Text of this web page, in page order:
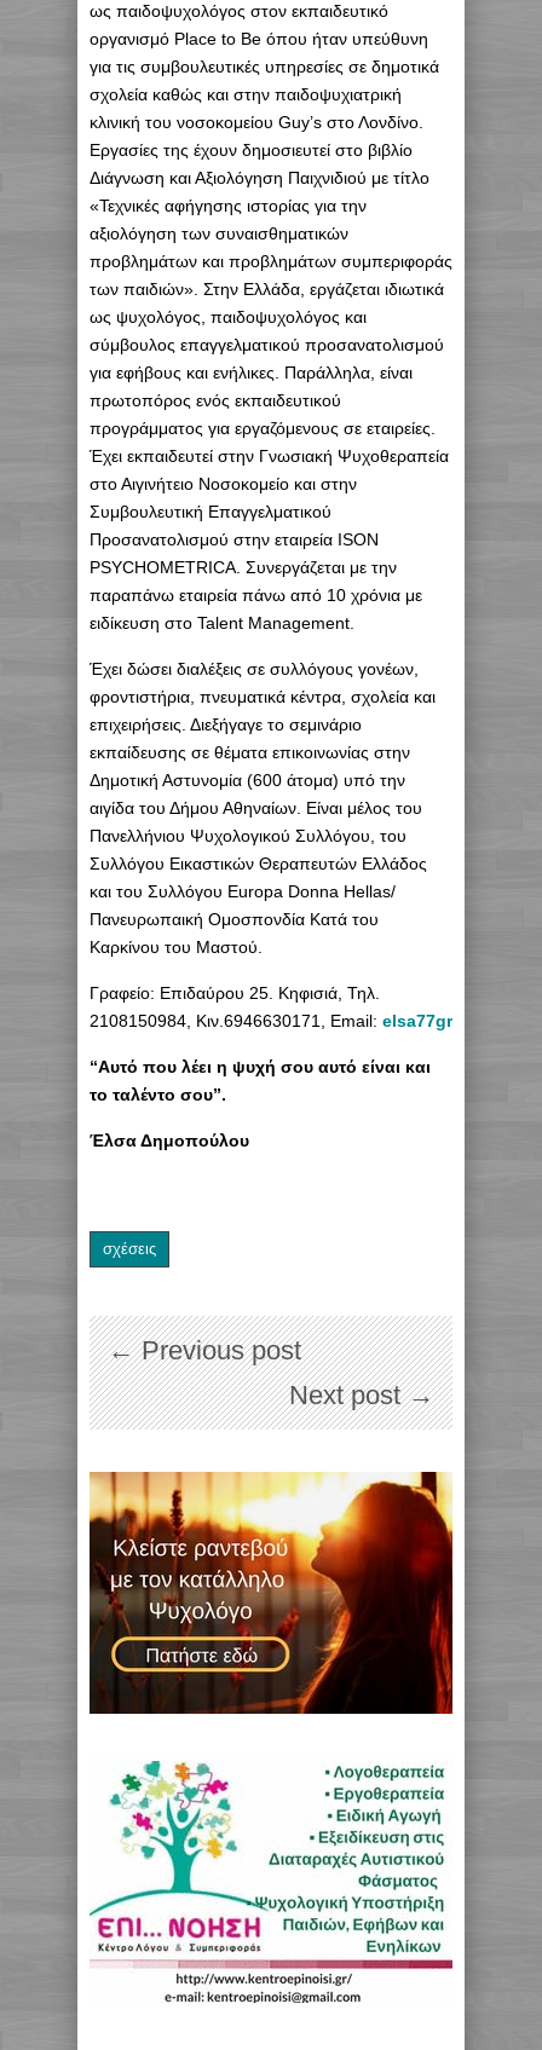
ως παιδοψυχολόγος στον εκπαιδευτικό
οργανισμό Place to Be όπου ήταν υπεύθυνη
για τις συμβουλευτικές υπηρεσίες σε δημοτικά
σχολεία καθώς και στην παιδοψυχιατρική
κλινική του νοσοκομείου Guy’s στο Λονδίνο.
Εργασίες της έχουν δημοσιευτεί στο βιβλίο
Διάγνωση και Αξιολόγηση Παιχνιδιού με τίτλο
«Τεχνικές αφήγησης ιστορίας για την
αξιολόγηση των συναισθηματικών
προβλημάτων και προβλημάτων συμπεριφοράς
των παιδιών». Στην Ελλάδα, εργάζεται ιδιωτικά
ως ψυχολόγος, παιδοψυχολόγος και
σύμβουλος επαγγελματικού προσανατολισμού
για εφήβους και ενήλικες. Παράλληλα, είναι
πρωτοπόρος ενός εκπαιδευτικού
προγράμματος για εργαζόμενους σε εταιρείες.
Έχει εκπαιδευτεί στην Γνωσιακή Ψυχοθεραπεία
στο Αιγινήτειο Νοσοκομείο και στην
Συμβουλευτική Επαγγελματικού
Προσανατολισμού στην εταιρεία ΙSON
PSYCHOMETRICA. Συνεργάζεται με την
παραπάνω εταιρεία πάνω από 10 χρόνια με
ειδίκευση στο Talent Management.
Έχει δώσει διαλέξεις σε συλλόγους γονέων,
φροντιστήρια, πνευματικά κέντρα, σχολεία και
επιχειρήσεις. Διεξήγαγε το σεμινάριο
εκπαίδευσης σε θέματα επικοινωνίας στην
Δημοτική Αστυνομία (600 άτομα) υπό την
αιγίδα του Δήμου Αθηναίων. Είναι μέλος του
Πανελλήνιου Ψυχολογικού Συλλόγου, του
Συλλόγου Εικαστικών Θεραπευτών Ελλάδος
και του Συλλόγου Europa Donna Hellas/
Πανευρωπαική Ομοσπονδία Κατά του
Καρκίνου του Μαστού.
Γραφείο: Επιδαύρου 25. Κηφισιά, Τηλ.
2108150984, Κιν.6946630171, Email: elsa77gr@yahoo.gr
“Aυτό που λέει η ψυχή σου αυτό είναι και
το ταλέντο σου”.
Έλσα Δημοπούλου
σχέσεις
← Previous post
Next post →